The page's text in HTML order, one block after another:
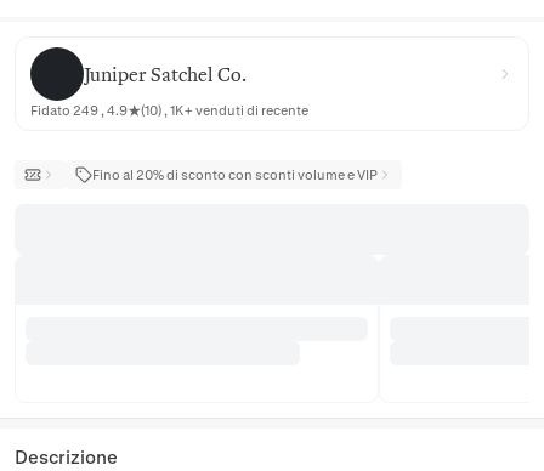
Juniper Satchel Co.
Juniper Satchel Co.
Fidato 249 , 4.9★(10) , 1K+ venduti di recente
Fino al 20% di sconto con sconti volume e VIP
Descrizione